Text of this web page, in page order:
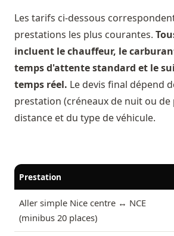
Les tarifs ci-dessous
prestations les plus courantes.
incluent le chauffeur, le
temps d'attente standard et le
temps réel. Le devis final dépend
prestation (créneaux de nuit ou de
distance et du type de véhicule.
Prestation
Aller simple Nice centre ↔ NCE
(minibus 20 places)